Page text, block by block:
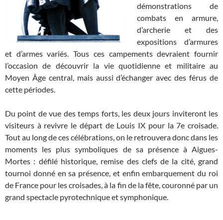
démonstrations de
combats en armure,
d’archerie et des
expositions d’armures
et d’armes variés. Tous ces campements devraient fournir
l’occasion de découvrir la vie quotidienne et militaire au
Moyen Âge central, mais aussi d’échanger avec des férus de
cette périodes.
Du point de vue des temps forts, les deux jours inviteront les
visiteurs à revivre le départ de Louis IX pour la 7e croisade.
Tout au long de ces célébrations, on le retrouvera donc dans les
moments les plus symboliques de sa présence à Aigues-
Mortes : défilé historique, remise des clefs de la cité, grand
tournoi donné en sa présence, et enfin embarquement du roi
de France pour les croisades, à la fin de la fête, couronné par un
grand spectacle pyrotechnique et symphonique.